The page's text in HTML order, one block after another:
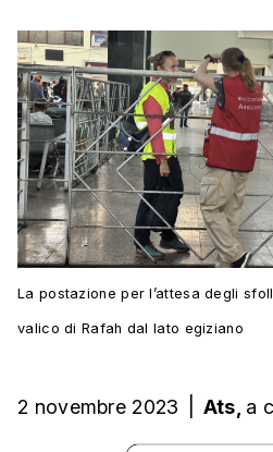
La postazione per l’attesa degli
valico di Rafah dal lato egiziano
2 novembre 2023 Ats, a